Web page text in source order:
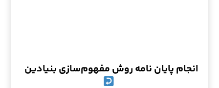
انجام پایان نامه روش مفهوم‌سازی بنیادین